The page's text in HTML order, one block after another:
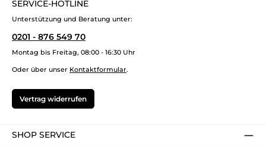
SERVICE-HOTLINE
Unterstützung und Beratung unter:
0201 - 876 549 70
Montag bis Freitag, 08:00 - 16:30 Uhr
Oder über unser Kontaktformular.
Vertrag widerrufen
SHOP SERVICE